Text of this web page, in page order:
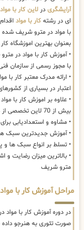
آرایشگری در لاین کار با مواد
ای در رشته کار با مواد
با مواد در مترو شریف
بعنوان بهترین اموزشگاه
• آموزش کار با مواد در
با مجوز رسمی از سازمان
• ارائه مدرک معتبر کار
اعتبار در بسیاری از
• علاوه بر اموزش کار با
بیش از 70 لاین تخصصی از مبتدی تا فوق پیشرفته در این مرکز برگزار میشود
• مشاوه و استعدادیابی
• آموزش جدیدترین سبک
• تسلط بر انواع سبک ها
• بالاترین میزان رضایت و
مترو شریف
مراحل آموزش کار با
در دوره آموزش کار با مواد
صورت تئوری به هنرجو